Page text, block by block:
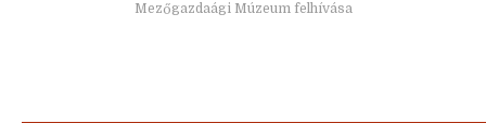
Mezőgazdaági Múzeum felhívása